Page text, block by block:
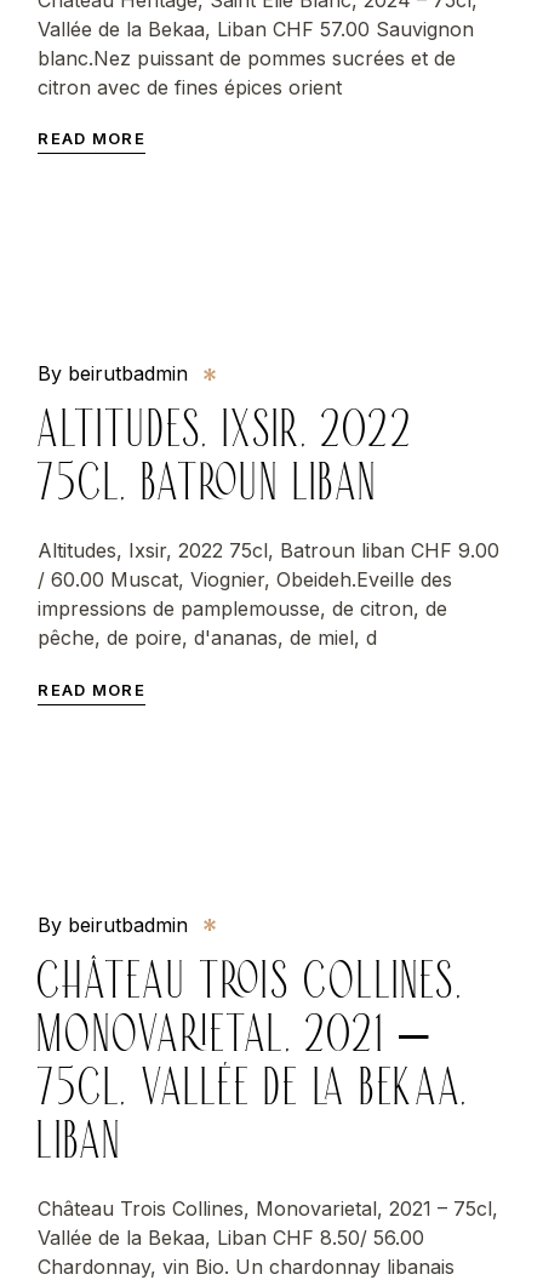
Vallée de la Bekaa, Liban CHF 57.00 Sauvignon
blanc.Nez puissant de pommes sucrées et de
citron avec de fines épices orient
READ MORE
By beirutbadmin
ALTITUDES, IXSIR, 2022
75CL, BATROUN LIBAN
Altitudes, Ixsir, 2022 75cl, Batroun liban CHF 9.00
/ 60.00 Muscat, Viognier, Obeideh.Eveille des
impressions de pamplemousse, de citron, de
pêche, de poire, d'ananas, de miel, d
READ MORE
By beirutbadmin
CHÂTEAU TROIS COLLINES,
MONOVARIETAL, 2021 –
75CL, VALLÉE DE LA BEKAA,
LIBAN
Château Trois Collines, Monovarietal, 2021 – 75cl,
Vallée de la Bekaa, Liban CHF 8.50/ 56.00
Chardonnay, vin Bio. Un chardonnay libanais